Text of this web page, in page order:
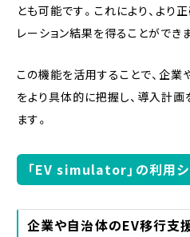
とも可能です。これにより、より
レーション結果を得ることができ
この機能を活用することで、企業
をより具体的に把握し、導入計
ます。
「EV simulator」の利用シ
企業や自治体のEV移行支